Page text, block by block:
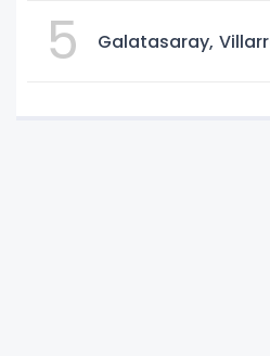
5 Galatasaray,